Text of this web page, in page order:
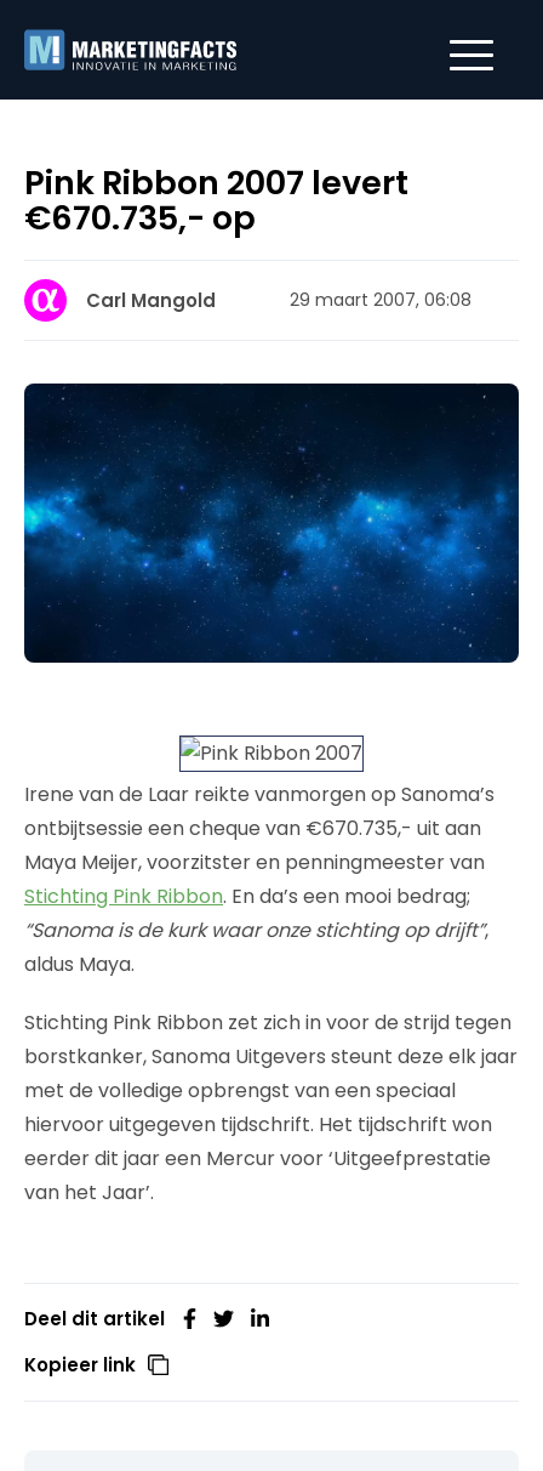
Pink Ribbon 2007 levert
€670.735,- op
Carl Mangold 29 maart 2007, 06:08
Irene van de Laar reikte vanmorgen op Sanoma’s
ontbijtsessie een cheque van €670.735,- uit aan
Maya Meijer, voorzitster en penningmeester van
Stichting Pink Ribbon. En da’s een mooi bedrag;
“Sanoma is de kurk waar onze stichting op drijft”,
aldus Maya.
Stichting Pink Ribbon zet zich in voor de strijd tegen
borstkanker, Sanoma Uitgevers steunt deze elk jaar
met de volledige opbrengst van een speciaal
hiervoor uitgegeven tijdschrift. Het tijdschrift won
eerder dit jaar een Mercur voor ‘Uitgeefprestatie
van het Jaar’.
Deel dit artikel
Kopieer link